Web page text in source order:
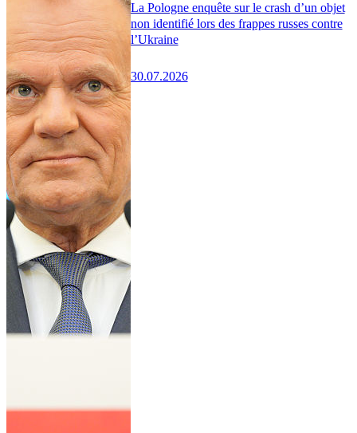
La Pologne enquête sur le crash d’un objet
non identifié lors des frappes russes contre
l’Ukraine
30.07.2026